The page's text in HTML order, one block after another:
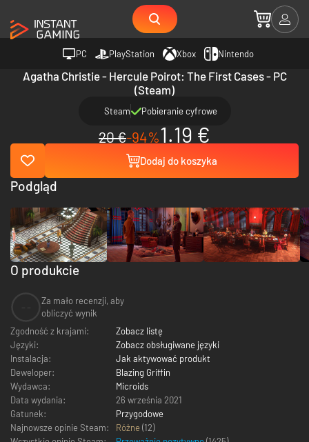
PC PlayStation Xbox Nintendo
Agatha Christie - Hercule Poirot: The First Cases - PC
(Steam)
Steam Pobieranie cyfrowe
20 €-94%1.19 €
Dodaj do koszyka
O produkcie
Za mało recenzji, aby
obliczyć wynik
Zgodność z krajami:
Zobacz listę
Języki:
Zobacz obsługiwane języki
Instalacja:
Jak aktywować produkt
Deweloper:
Blazing Griffin
Wydawca:
Microids
Data wydania:
26 września 2021
Gatunek:
Przygodowe
Najnowsze opinie Steam:
Różne (12)
Podgląd